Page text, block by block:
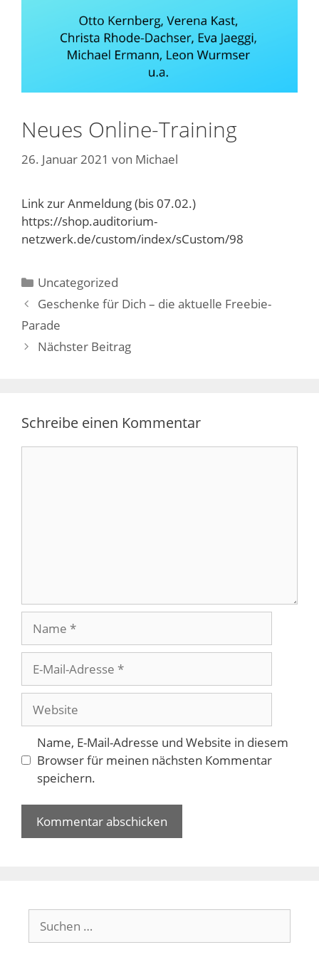
Neues Online-Training
26. Januar 2021 von Michael
Link zur Anmeldung (bis 07.02.)
https://shop.auditorium-
netzwerk.de/custom/index/sCustom/98
Kategorien
Uncategorized
Geschenke für Dich – die aktuelle Freebie-
Parade
Nächster Beitrag
Schreibe einen Kommentar
Mail-
Adresse
Name, E-Mail-Adresse und Website in diesem
Browser für meinen nächsten Kommentar
speichern.
Suchen
nach: